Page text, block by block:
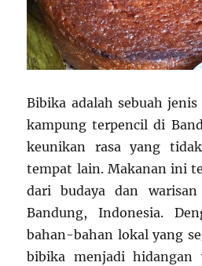
Bibika adalah sebuah jenis
kampung terpencil di
keunikan rasa yang
tempat lain. Makanan ini
dari budaya dan
Bandung, Indonesia.
bahan-bahan lokal yang
bibika menjadi hidangan